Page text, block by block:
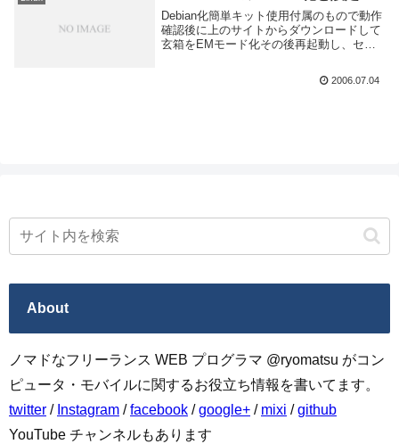
Debian化簡単キット使用付属のもので動作
確認後に上のサイトからダウンロードして
玄箱をEMモード化その後再起動し、セッ
了。でログインでルートになる。まず時計
あわせ。ずれ過ぎ・・・これでおｋだと思
2006.07.04
About
ノマドなフリーランス WEB プログラマ @ryomatsu がコン
ピュータ・モバイルに関するお役立ち情報を書いてます。
twitter / Instagram /facebook /google+ / mixi /github
YouTube チャンネルもあります